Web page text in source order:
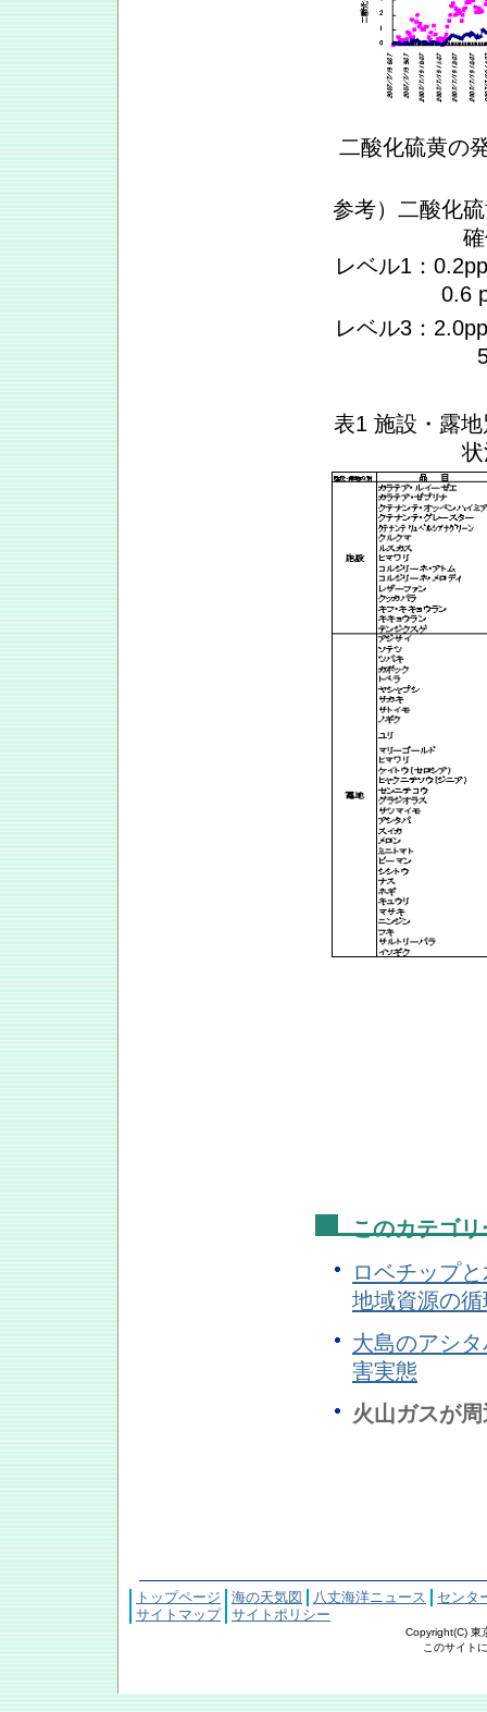
二酸化硫黄の
参考）二酸化
レベル1：
0.6
レベル3：
表1 施設・露
このカテゴ
ロベチップ
地域資源の
大島のアシ
害実態
火山ガスが
トップページ 海の天気図 八丈海洋ニュース
センタ
サイトマップ
サイトポリシー
Copyright(C) 東
このサイトにおける文章・写真の著作権は